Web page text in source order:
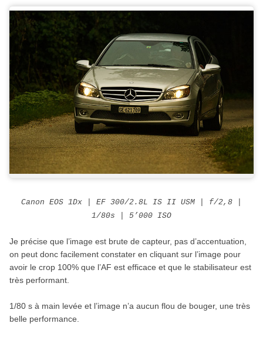
Canon EOS 1Dx | EF 300/2.8L IS II USM | f/2,8 |
1/80s | 5’000 ISO
Je précise que l’image est brute de capteur, pas d’accentuation,
on peut donc facilement constater en cliquant sur l’image pour
avoir le crop 100% que l’AF est efficace et que le stabilisateur est
très performant.
1/80 s à main levée et l’image n’a aucun flou de bouger, une très
belle performance.